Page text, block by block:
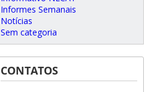
Informes Semanais
Notícias
Sem categoria
CONTATOS